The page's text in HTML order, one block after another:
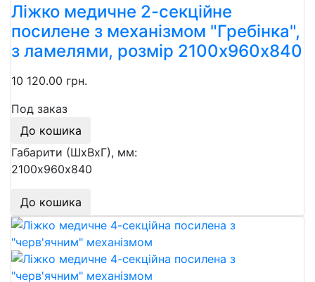
Ліжко медичне 2-секційне
посилене з механізмом "Гребінка",
з ламелями, розмір 2100х960х840
10 120.00 грн.
Под заказ
До кошика
Габарити (ШхВхГ), мм:
2100х960х840
До кошика